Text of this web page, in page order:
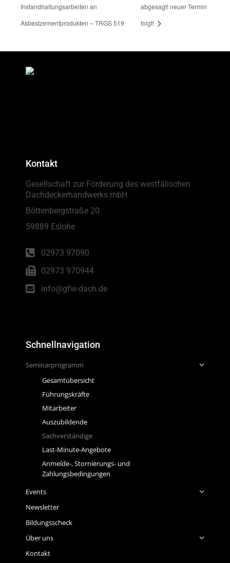
Instandhaltungsarbeiten an
Asbestzementprodukten – TRGS 519
abgesagt! neuer Termin
folgt!
Kontakt
Gesellschaft zur Förderung des westfälischen
Dachdeckerhandwerks mbH
Böttenbergstraße 20
59889 Eslohe
02973 97090
02973 970944
info@gfw-dach.de
Schnellnavigation
Seminarprogramm
Gesamtübersicht
Führungskräfte
Mitarbeiter
Auszubildende
Sachverständige
Last-Minute-Angebote
Anmelde-, Stornierungs- und
Zahlungsbedingungen
Events
Newsletter
Bildungsscheck
Über uns
Kontakt